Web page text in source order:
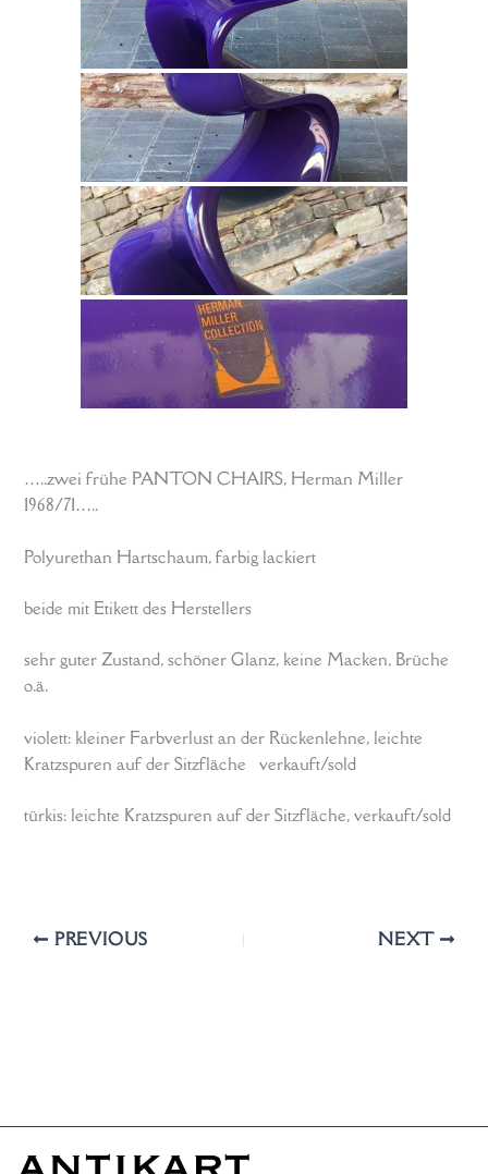
…..zwei frühe PANTON CHAIRS, Herman Miller
1968/71…..
Polyurethan Hartschaum, farbig lackiert
beide mit Etikett des Herstellers
sehr guter Zustand, schöner Glanz, keine Macken, Brüche
o.ä.
violett: kleiner Farbverlust an der Rückenlehne, leichte
Kratzspuren auf der Sitzfläche verkauft/sold
türkis: leichte Kratzspuren auf der Sitzfläche, verkauft/sold
PREVIOUS NEXT